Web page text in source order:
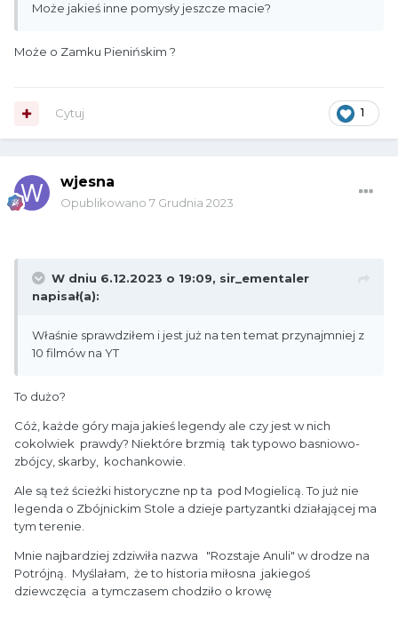
Może jakieś inne pomysły jeszcze macie?
Może o Zamku Pienińskim ?
1
Cytuj
wjesna
Opublikowano 7 Grudnia 2023
W dniu 6.12.2023 o 19:09, sir_ementaler
napisał(a):
Właśnie sprawdziłem i jest już na ten temat przynajmniej z
10 filmów na YT
To dużo?
Cóż, każde góry maja jakieś legendy ale czy jest w nich
cokolwiek prawdy? Niektóre brzmią tak typowo basniowo-
zbójcy, skarby, kochankowie.
Ale są też ścieżki historyczne np ta pod Mogielicą. To już nie
legenda o Zbójnickim Stole a dzieje partyzantki działającej ma
tym terenie.
Mnie najbardziej zdziwiła nazwa "Rozstaje Anuli" w drodze na
Potrójną. Myślałam, że to historia miłosna jakiegoś
dziewczęcia a tymczasem chodziło o krowę